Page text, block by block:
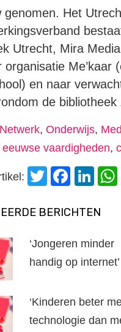
genomen. Het
Utrecht, Mira
organisatie Me’kaar
en naar
de bibliotheek
Netwerk, Onderwijs,
eeuwse vaardigheden,
Twitter
BERICHTEN
‘Jongeren minder
handig op internet’
‘Kinderen beter
technologie dan